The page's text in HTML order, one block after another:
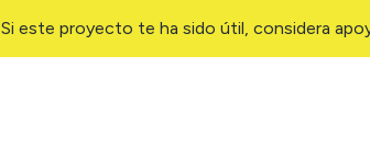
Si este proyecto te ha sido útil, considera